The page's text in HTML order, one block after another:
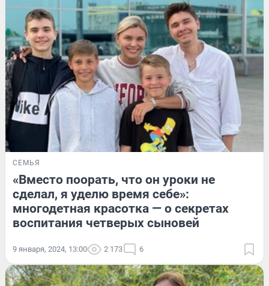
СЕМЬЯ
«Вместо поорать, что он уроки не
сделал, я уделю время себе»:
многодетная красотка — о секретах
воспитания четверых сыновей
9 января, 2024, 13:00 2 173 6